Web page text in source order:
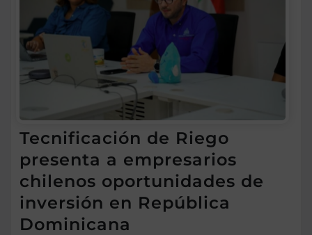
Tecnificación de Riego
presenta a empresarios
chilenos oportunidades de
inversión en República
Dominicana